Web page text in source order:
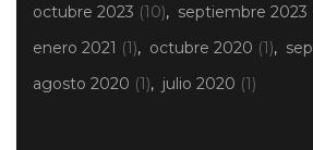
octubre 2023 (10) septiembre 2023
enero 2021 (1) octubre 2020 (1)
agosto 2020 (1) julio 2020 (1)